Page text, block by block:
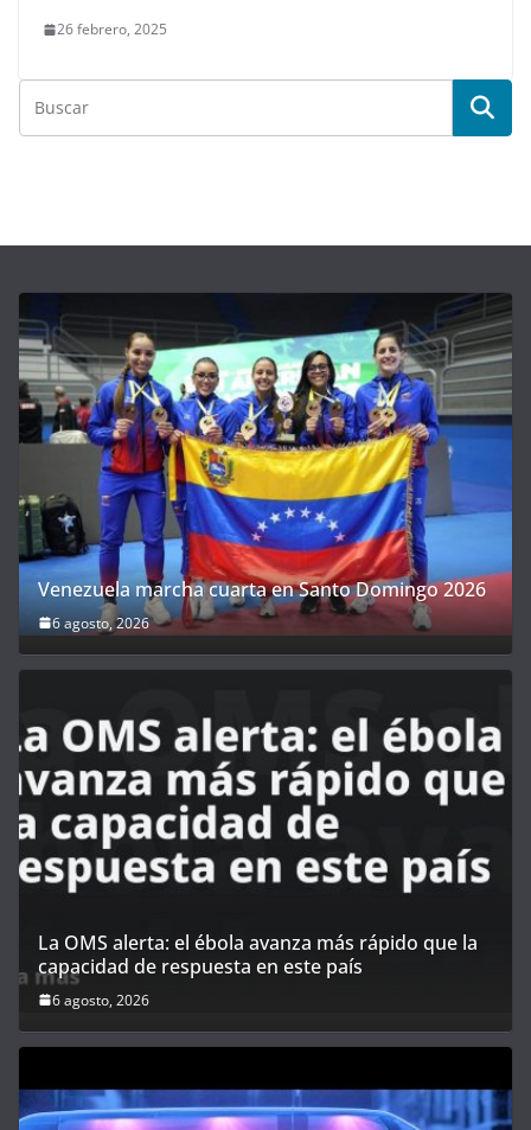
26 febrero, 2025
Venezuela marcha cuarta en Santo Domingo 2026
6 agosto, 2026
La OMS alerta: el ébola avanza más rápido que la
capacidad de respuesta en este país
6 agosto, 2026